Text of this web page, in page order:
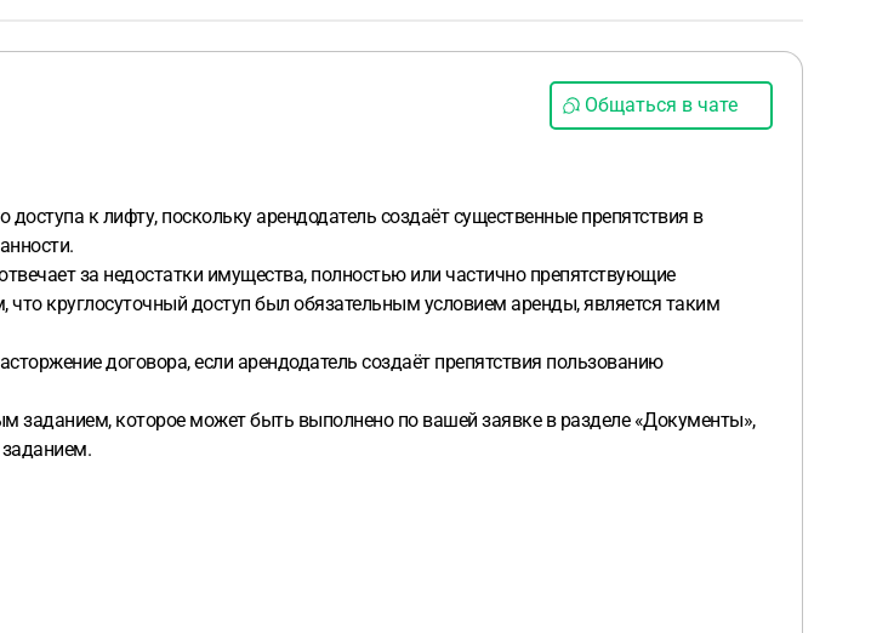
Общаться в чате
к лифту, поскольку арендодатель создаёт существенные препятствия в
за недостатки имущества, полностью или частично препятствующие
круглосуточный доступ был обязательным условием аренды, является таким
договора, если арендодатель создаёт препятствия пользованию
заданием, которое может быть выполнено по вашей заявке в разделе «Документы»,